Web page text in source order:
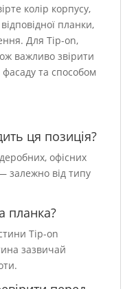
колір корпусу,
планки,
Для Tip-on,
важливо звірити
фасаду та способом
ця позиція?
офісних
залежно від типу
планка?
Tip-on
зазвичай